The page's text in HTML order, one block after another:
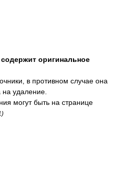
оригинальное
в противном случае она
удаление.
могут быть на странице